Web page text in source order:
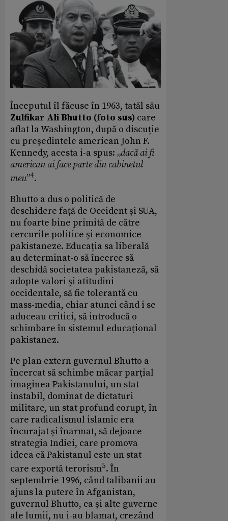
Începutul îl făcuse în 1963, tatăl său
Zulfikar Ali Bhutto (foto sus) care
aflat la Washington, după o discuție
cu președintele american John F.
Kennedy, acesta i-a spus: „dacă ai fi
american ai face parte din cabinetul
meu”4.
Bhutto a dus o politică de
deschidere față de Occident și SUA,
nu foarte bine primită de către
cercurile politice și economice
pakistaneze. Educația sa liberală
au determinat-o să încerce să
deschidă societatea pakistaneză, să
adopte valori și atitudini
occidentale, să fie tolerantă cu
mass-media, chiar atunci când i se
aduceau critici, să introducă o
schimbare în sistemul educațional
pakistanez.
Pe plan extern guvernul Bhutto a
încercat să schimbe măcar parțial
imaginea Pakistanului, un stat
instabil, dominat de dictaturi
militare, un stat profund corupt, în
care radicalismul islamic era
încurajat și înarmat, să dejoace
strategia Indiei, care promova
ideea că Pakistanul este un stat
care exportă terorism5. În
septembrie 1996, când talibanii au
ajuns la putere în Afganistan,
guvernul Bhutto, ca și alte guverne
ale lumii, nu i-au blamat, crezând